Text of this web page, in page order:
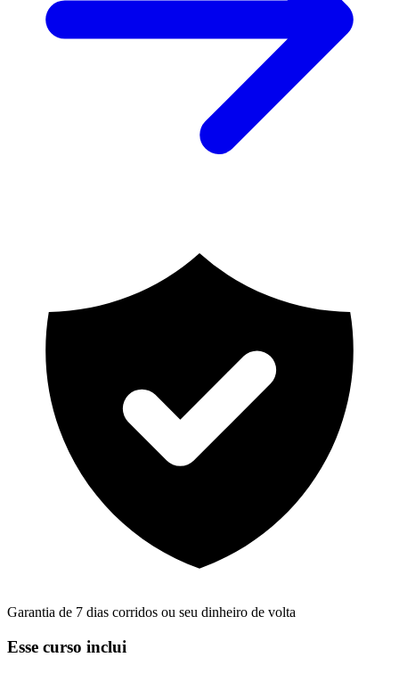
Garantia de 7 dias corridos ou seu dinheiro de volta
Esse curso inclui